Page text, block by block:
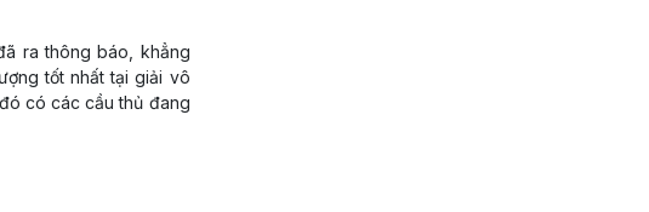
ra thông báo, khẳng
tốt nhất tại giải vô
có các cầu thủ đang